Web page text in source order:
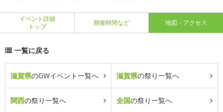
イベント詳細
トップ
開催時間など 地図・アクセス
一覧に戻る
滋賀県のGWイベント一覧へ 滋賀県の祭り一覧へ
関西の祭り一覧へ 全国の祭り一覧へ